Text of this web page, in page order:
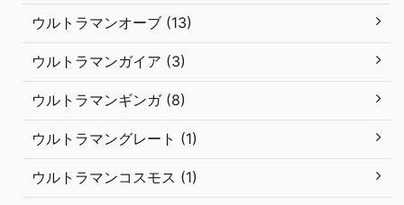
ウルトラマンオーブ (13)
ウルトラマンガイア (3)
ウルトラマンギンガ (8)
ウルトラマングレート (1)
ウルトラマンコスモス (1)